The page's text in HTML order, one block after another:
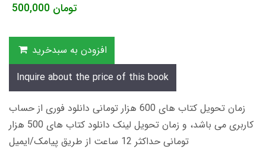
500,000 تومان
افزودن به سبدخرید
Inquire about the price of this book
زمان تحویل کتاب های 600 هزار تومانی دانلود فوری از حساب
کاربری می باشد، و زمان تحویل لینک دانلود کتاب های 500 هزار
تومانی حداکثر 12 ساعت از طریق پیامک/ایمیل